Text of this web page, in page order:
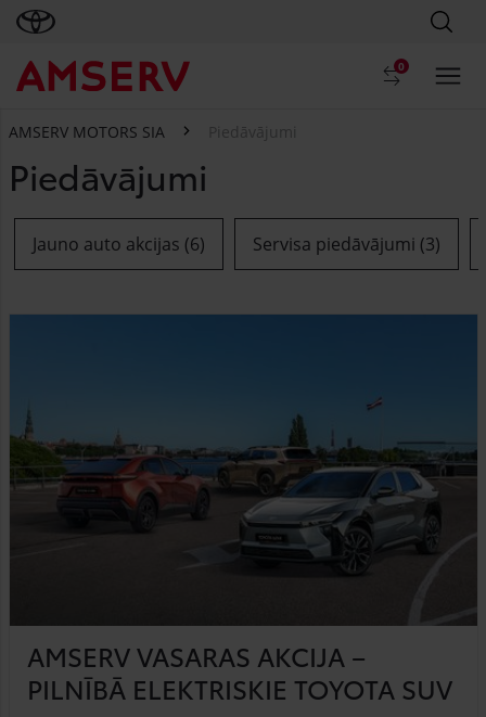
0
AMSERV MOTORS SIA Piedāvājumi
Piedāvājumi
Jauno auto akcijas (6) Servisa piedāvājumi (3)
AMSERV VASARAS AKCIJA –
PILNĪBĀ ELEKTRISKIE TOYOTA SUV